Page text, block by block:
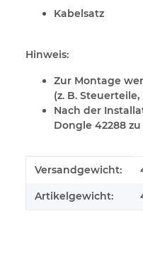
Kabelsatz
Hinweis:
Zur Montage
(z. B.
Nach der
Dongle 42288
Produkteigenschaft
Wert
Versandgewicht:
Artikelgewicht: